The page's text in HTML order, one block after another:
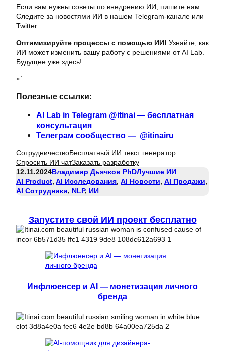
Если вам нужны советы по внедрению ИИ, пишите нам.
Следите за новостями ИИ в нашем Telegram-канале или
Twitter.
Оптимизируйте процессы с помощью ИИ! Узнайте, как
ИИ может изменить вашу работу с решениями от AI Lab.
Будущее уже здесь!
«`
Полезные ссылки:
AI Lab in Telegram @itinai — бесплатная
консультация
Телеграм сообщество — @itinairu
СотрудничествоБесплатный ИИ текст генератор
Спросить ИИ чатЗаказать разработку
12.11.2024Владимир Дьячков PhDЛучшие ИИ
AI Product, AI Исследования, AI Новости, AI Продажи
AI Сотрудники, NLP, ИИ
Запустите свой ИИ проект бесплатно
Инфлюенсер и AI — монетизация личного
бренда